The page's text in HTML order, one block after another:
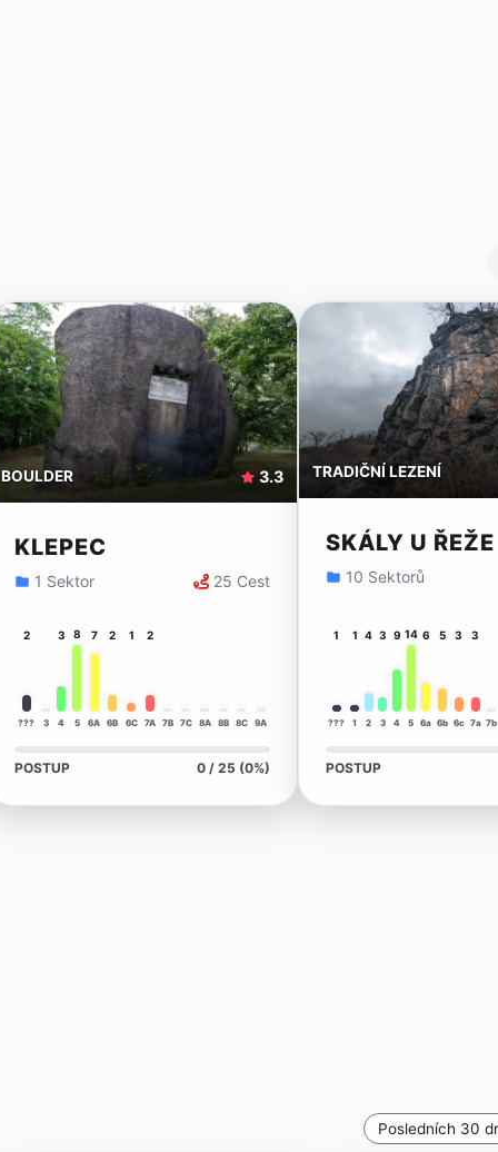
BOULDER 3.3
KLEPEC
1 Sektor 25 Cest
2
??? 3
3
4
8
5
7
6A
2
6B
1
6C
2
7A 7B 7C 8A 8B 8C 9A
POSTUP 0 / 25 (0%)
TRADIČNÍ LEZENÍ
SKÁLY U ŘEŽE
10 Sektorů
1
???
1
1
4
2
3
3
9
4
14
5
6
6a
5
6b
3
6c
3
7a 7b
POSTUP